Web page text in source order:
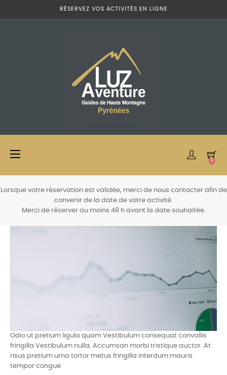
RÉSERVEZ VOS ACTIVITÉS EN LIGNE
Basculer
navigation
☰
0
Lorsque votre réservation est validée, merci de nous contacter afin de
convenir de la date de votre activité.
Merci de réserver au moins 48 h avant la date souhaitée.
Odio ut pretium ligula quam Vestibulum consequat convallis
fringilla Vestibulum nulla. Accumsan morbi tristique auctor. At
risus pretium urna tortor metus fringilla interdum mauris
tempor congue